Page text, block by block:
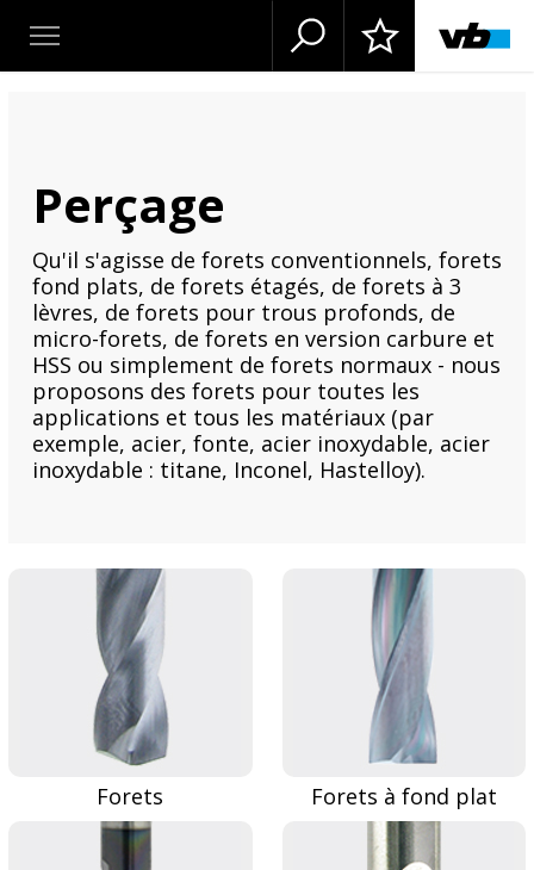
Perçage
Qu'il s'agisse de forets conventionnels, forets
fond plats, de forets étagés, de forets à 3
lèvres, de forets pour trous profonds, de
micro-forets, de forets en version carbure et
HSS ou simplement de forets normaux - nous
proposons des forets pour toutes les
applications et tous les matériaux (par
exemple, acier, fonte, acier inoxydable, acier
inoxydable : titane, Inconel, Hastelloy).
Forets Forets à fond plat